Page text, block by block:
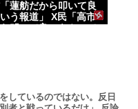
蓮舫だから叩いて良
う報道」 X民「高市
しているのではない。反日